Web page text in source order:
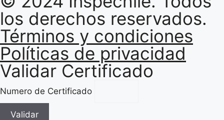
los derechos reservados.
Términos y condiciones
Políticas de privacidad
Validar Certificado
Numero de Certificado
Validar